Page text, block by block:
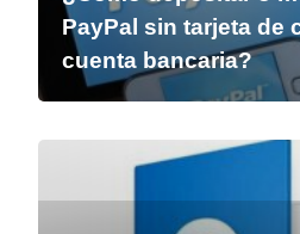
PayPal sin tarjeta de
cuenta bancaria?